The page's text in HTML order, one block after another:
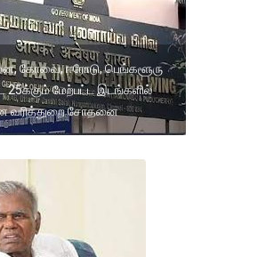
கோவை, ஈரோடு, பெங்களூரு
25க்கும் மேற்பட்ட இடங்களில்
வரித்துறை சோதனை